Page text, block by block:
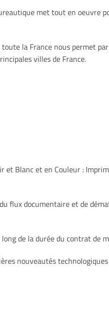
met tout en oeuvre
la France nous permet
villes de France.
et Blanc et en Couleur :
flux documentaire et de
de la durée du contrat de
nouveautés